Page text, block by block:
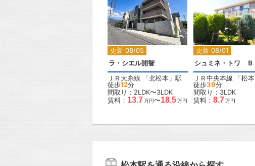
更新 08/05
2 2
ラ・シエル開智
ＪＲ大糸線 「北松本 」駅
徒歩12分
間取り：2LDK〜3LDK
賃料： 13.7万円〜18.5万円
更新 08/01
2
シュミネ・トワ Ｂ
ＪＲ中央本線 「松本
徒歩39分
間取り：3LDK
賃料： 8.7万円